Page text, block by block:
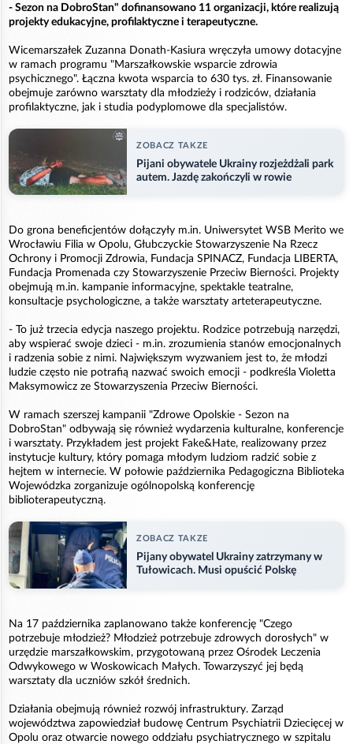
- Sezon na DobroStan" dofinansowano 11 organizacji, które realizują
projekty edukacyjne, profilaktyczne i terapeutyczne.
Wicemarszałek Zuzanna Donath-Kasiura wręczyła umowy dotacyjne
w ramach programu "Marszałkowskie wsparcie zdrowia
psychicznego". Łączna kwota wsparcia to 630 tys. zł. Finansowanie
obejmuje zarówno warsztaty dla młodzieży i rodziców, działania
profilaktyczne, jak i studia podyplomowe dla specjalistów.
ZOBACZ TAKZE
Pijani obywatele Ukrainy rozjeżdżali park
autem. Jazdę zakończyli w rowie
Do grona beneficjentów dołączyły m.in. Uniwersytet WSB Merito we
Wrocławiu Filia w Opolu, Głubczyckie Stowarzyszenie Na Rzecz
Ochrony i Promocji Zdrowia, Fundacja SPINACZ, Fundacja LIBERTA,
Fundacja Promenada czy Stowarzyszenie Przeciw Bierności. Projekty
obejmują m.in. kampanie informacyjne, spektakle teatralne,
konsultacje psychologiczne, a także warsztaty arteterapeutyczne.
- To już trzecia edycja naszego projektu. Rodzice potrzebują narzędzi,
aby wspierać swoje dzieci - m.in. zrozumienia stanów emocjonalnych
i radzenia sobie z nimi. Największym wyzwaniem jest to, że młodzi
ludzie często nie potrafią nazwać swoich emocji - podkreśla Violetta
Maksymowicz ze Stowarzyszenia Przeciw Bierności.
W ramach szerszej kampanii "Zdrowe Opolskie - Sezon na
DobroStan" odbywają się również wydarzenia kulturalne, konferencje
i warsztaty. Przykładem jest projekt Fake&Hate, realizowany przez
instytucje kultury, który pomaga młodym ludziom radzić sobie z
hejtem w internecie. W połowie października Pedagogiczna Biblioteka
Wojewódzka zorganizuje ogólnopolską konferencję
biblioterapeutyczną.
ZOBACZ TAKZE
Pijany obywatel Ukrainy zatrzymany w
Tułowicach. Musi opuścić Polskę
Na 17 października zaplanowano także konferencję "Czego
potrzebuje młodzież? Młodzież potrzebuje zdrowych dorosłych" w
urzędzie marszałkowskim, przygotowaną przez Ośrodek Leczenia
Odwykowego w Woskowicach Małych. Towarzyszyć jej będą
warsztaty dla uczniów szkół średnich.
Działania obejmują również rozwój infrastruktury. Zarząd
województwa zapowiedział budowę Centrum Psychiatrii Dziecięcej w
Opolu oraz otwarcie nowego oddziału psychiatrycznego w szpitalu